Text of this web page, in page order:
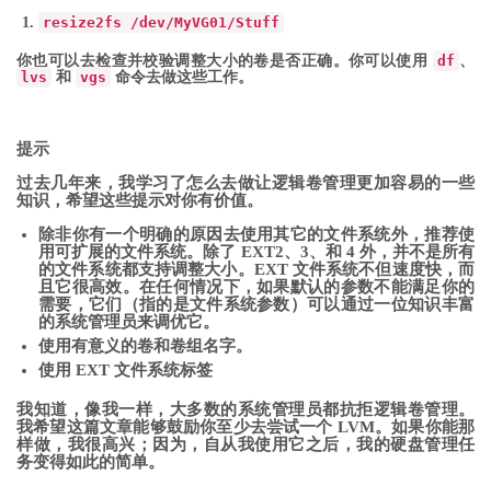
resize2fs /dev/MyVG01/Stuff
你也可以去检查并校验调整大小的卷是否正确。你可以使用 df 、
lvs 和 vgs 命令去做这些工作。
提示
过去几年来，我学习了怎么去做让逻辑卷管理更加容易的一些
知识，希望这些提示对你有价值。
除非你有一个明确的原因去使用其它的文件系统外，推荐使
用可扩展的文件系统。除了 EXT2、3、和 4 外，并不是所有
的文件系统都支持调整大小。EXT 文件系统不但速度快，而
且它很高效。在任何情况下，如果默认的参数不能满足你的
需要，它们（指的是文件系统参数）可以通过一位知识丰富
的系统管理员来调优它。
使用有意义的卷和卷组名字。
使用 EXT 文件系统标签
我知道，像我一样，大多数的系统管理员都抗拒逻辑卷管理。
我希望这篇文章能够鼓励你至少去尝试一个 LVM。如果你能那
样做，我很高兴；因为，自从我使用它之后，我的硬盘管理任
务变得如此的简单。